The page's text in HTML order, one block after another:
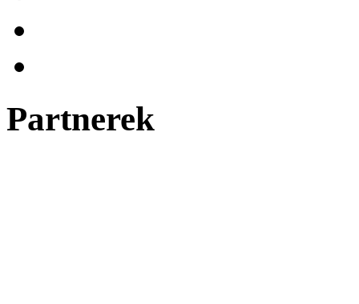
Partnerek